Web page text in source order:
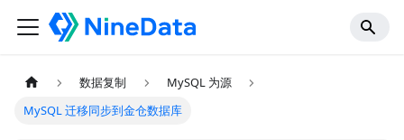
数据复制
MySQL 为源
MySQL 迁移同步到金仓数据库